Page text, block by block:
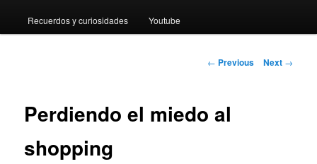
Recuerdos y curiosidades Youtube
Post
← Previous Next →
Perdiendo el miedo al
shopping